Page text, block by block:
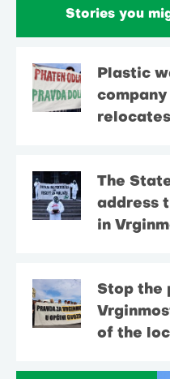
Stories you
Plastic
The
address
in
Stop the
of the